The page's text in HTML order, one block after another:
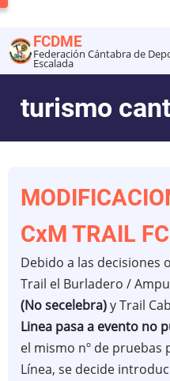
al
contenido
principal
FCDME
Federación Cántabra de
Escalada
turismo
CxM TRAIL
Debido a las decisiones
Trail el Burladero /
(No secelebra)y Trail
Linea pasa a evento no
el mismo nº de pruebas
Línea, se decide